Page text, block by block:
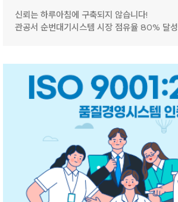
신뢰는 하루아침에 구축되지 않습니다!
관공서 순번대기시스템 시장 점유율 80% 달성